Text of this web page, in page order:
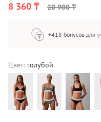
8 360 ₸
20 900 ₸
+418 бонусов для
Цвет: голубой